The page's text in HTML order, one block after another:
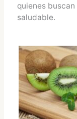
quienes buscan
saludable.